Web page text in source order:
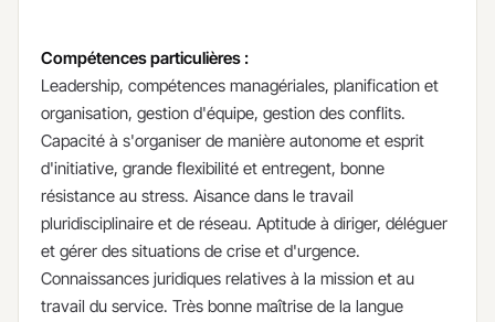
Compétences particulières :
Leadership, compétences managériales, planification et
organisation, gestion d'équipe, gestion des conflits.
Capacité à s'organiser de manière autonome et esprit
d'initiative, grande flexibilité et entregent, bonne
résistance au stress. Aisance dans le travail
pluridisciplinaire et de réseau. Aptitude à diriger, déléguer
et gérer des situations de crise et d'urgence.
Connaissances juridiques relatives à la mission et au
travail du service. Très bonne maîtrise de la langue